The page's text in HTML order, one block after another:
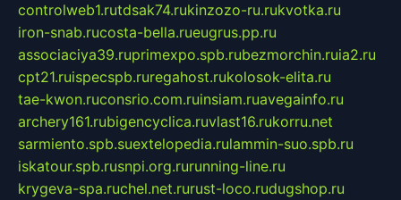
controlweb1.rutdsak74.rukinzozo-ru.rukvotka.ru
iron-snab.rucosta-bella.rueugrus.pp.ru
associaciya39.ruprimexpo.spb.rubezmorchin.ruia2.ru
cpt21.ruispecspb.ruregahost.rukolosok-elita.ru
tae-kwon.ruconsrio.com.ruinsiam.ruavegainfo.ru
archery161.rubigencyclica.ruvlast16.rukorru.net
sarmiento.spb.suextelopedia.rulammin-suo.spb.ru
iskatour.spb.rusnpi.org.rurunning-line.ru
krygeva-spa.ruchel.net.rurust-loco.rudugshop.ru